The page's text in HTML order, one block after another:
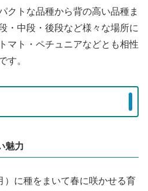
クトな品種から背の高い品種ま
・中段・後段など様々な場所に
マト・ペチュニアなどとも相性
す。
魅力
）に種をまいて春に咲かせる育